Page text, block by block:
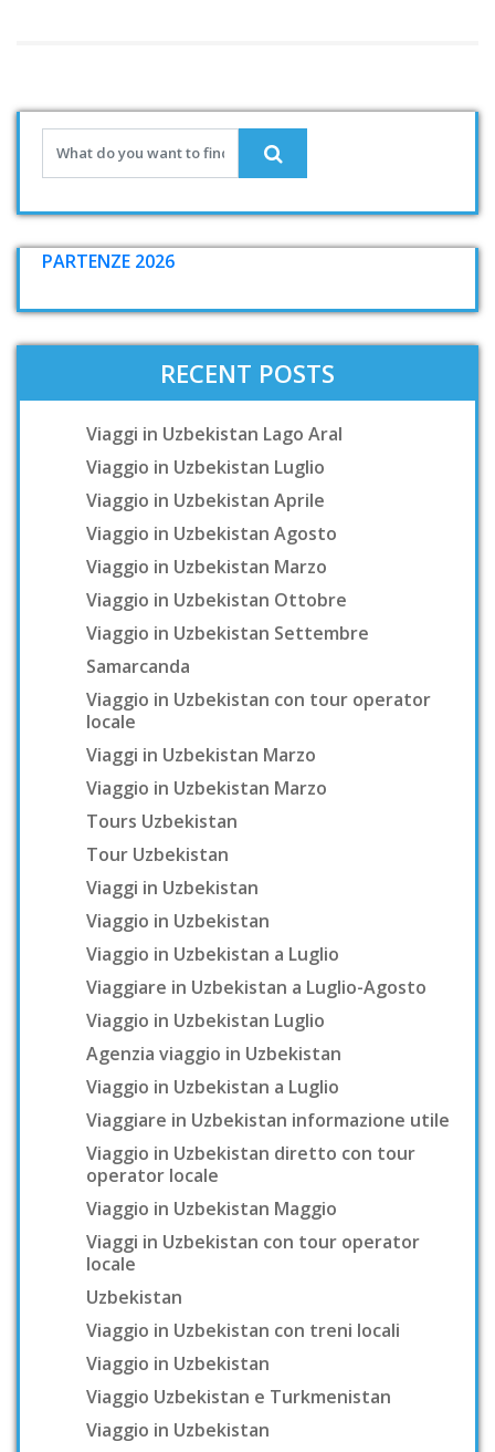
PARTENZE 2026
RECENT POSTS
Viaggi in Uzbekistan Lago Aral
Viaggio in Uzbekistan Luglio
Viaggio in Uzbekistan Aprile
Viaggio in Uzbekistan Agosto
Viaggio in Uzbekistan Marzo
Viaggio in Uzbekistan Ottobre
Viaggio in Uzbekistan Settembre
Samarcanda
Viaggio in Uzbekistan con tour operator
locale
Viaggi in Uzbekistan Marzo
Viaggio in Uzbekistan Marzo
Tours Uzbekistan
Tour Uzbekistan
Viaggi in Uzbekistan
Viaggio in Uzbekistan
Viaggio in Uzbekistan a Luglio
Viaggiare in Uzbekistan a Luglio-Agosto
Viaggio in Uzbekistan Luglio
Agenzia viaggio in Uzbekistan
Viaggio in Uzbekistan a Luglio
Viaggiare in Uzbekistan informazione utile
Viaggio in Uzbekistan diretto con tour
operator locale
Viaggio in Uzbekistan Maggio
Viaggi in Uzbekistan con tour operator
locale
Uzbekistan
Viaggio in Uzbekistan con treni locali
Viaggio in Uzbekistan
Viaggio Uzbekistan e Turkmenistan
Viaggio in Uzbekistan